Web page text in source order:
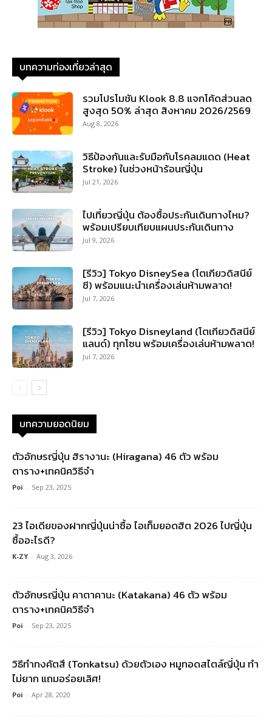
บทความท่องเที่ยวล่าสุด
รวมโปรโมชัน Klook 8.8 แจกโค้ดส่วนลด
สูงสุด 50% ล่าสุด สิงหาคม 2026/2569
Aug 8, 2026
วิธีป้องกันและรับมือกับโรคลมแดด (Heat
Stroke) ในช่วงหน้าร้อนญี่ปุ่น
Jul 21, 2026
ไปเที่ยวญี่ปุ่น ต้องซื้อประกันเดินทางไหม?
พร้อมเปรียบเทียบแผนประกันเดินทาง
Jul 9, 2026
[รีวิว] Tokyo DisneySea (โตเกียวดิสนีย์
ซี) พร้อมแนะนำเครื่องเล่นห้ามพลาด!
Jul 7, 2026
[รีวิว] Tokyo Disneyland (โตเกียวดิสนีย์
แลนด์) ทุกโซน พร้อมเครื่องเล่นห้ามพลาด!
Jul 7, 2026
บทความยอดนิยม
ตัวอักษรญี่ปุ่น ฮิรางานะ (Hiragana) 46 ตัว พร้อม
ตาราง+เทคนิควิธีจำ
Poi - Sep 23, 2025
23 ไอเดียของฝากญี่ปุ่นน่าซื้อ ไอเท็มยอดฮิต 2026 ไปญี่ปุ่น
ซื้ออะไรดี?
K-ZY - Aug 3, 2026
ตัวอักษรญี่ปุ่น คาตาคานะ (Katakana) 46 ตัว พร้อม
ตาราง+เทคนิควิธีจำ
Poi - Sep 23, 2025
วิธีทำทงคัตสึ (Tonkatsu) ด้วยตัวเอง หมูทอดสไตล์ญี่ปุ่น ทำ
ไม่ยาก แถมอร่อยเลิศ!
Poi - Apr 28, 2020